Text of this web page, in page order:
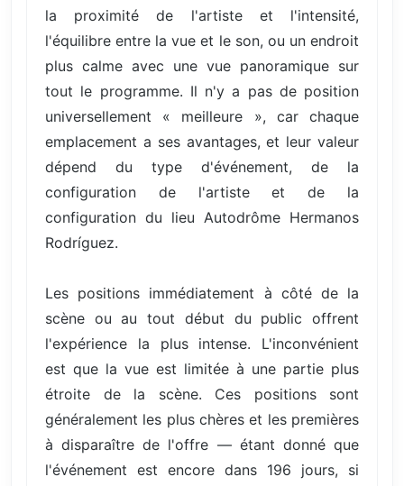
la proximité de l'artiste et l'intensité,
l'équilibre entre la vue et le son, ou un endroit
plus calme avec une vue panoramique sur
tout le programme. Il n'y a pas de position
universellement « meilleure », car chaque
emplacement a ses avantages, et leur valeur
dépend du type d'événement, de la
configuration de l'artiste et de la
configuration du lieu Autodrôme Hermanos
Rodríguez.
Les positions immédiatement à côté de la
scène ou au tout début du public offrent
l'expérience la plus intense. L'inconvénient
est que la vue est limitée à une partie plus
étroite de la scène. Ces positions sont
généralement les plus chères et les premières
à disparaître de l'offre — étant donné que
l'événement est encore dans 196 jours, si